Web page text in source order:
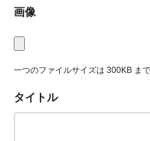
画像
一つのファイルサイズは 300KB ま
タイトル